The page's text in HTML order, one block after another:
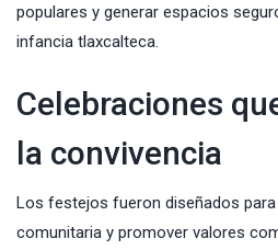
populares y generar espacios
infancia tlaxcalteca.
Celebraciones
la convivencia
Los festejos fueron diseñados
comunitaria y promover valores